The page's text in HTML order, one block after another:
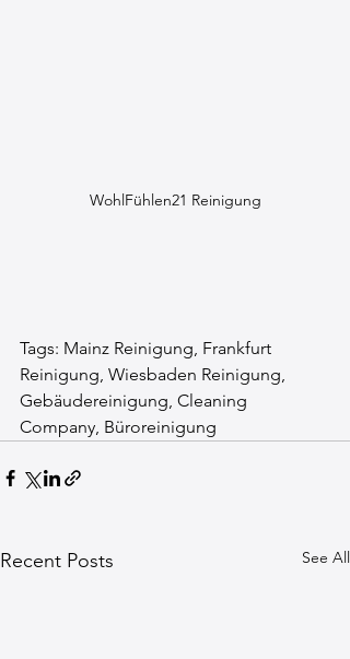
WohlFühlen21 Reinigung
Tags: Mainz Reinigung, Frankfurt
Reinigung, Wiesbaden Reinigung,
Gebäudereinigung, Cleaning
Company, Büroreinigung
Recent Posts See All